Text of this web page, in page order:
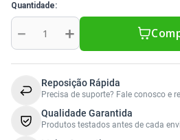
Quantidade
＋
－
Reposição Rápida
Precisa de suporte? Fale conosco e
Qualidade Garantida
Produtos testados antes de cada